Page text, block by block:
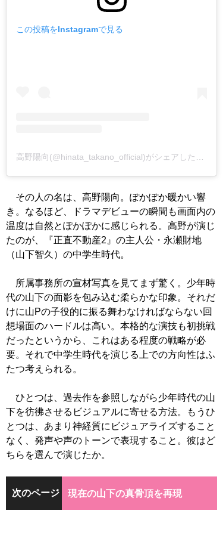
この投稿をInstagramで見る
高野陽向(@hinata_takano_official)がシェアした投稿
その人の名は、高野陽向。ぽかぽか暖かい響
き。なるほど、ドラマデビューの瞬間も画面内の
温度は自然とぽかぽかに感じられる。高野が演じ
たのが、『正直不動産2』の主人公・永瀬財地
（山下智久）の中学生時代。
所属事務所の宣材写真を見てまず驚く。少年時
代の山下の面影を包み込む柔らかな印象。それだ
けに山Pの子役的に振る舞わなければならない回
想場面のハードルは高い。本格的な演技も初挑戦
だったというから、これはある程度の戦略が必
要。それで中学生時代を演じる上での方向性はふ
たつ考えられる。
ひとつは、過去作を参照しながら少年時代の山
下を彷彿させるビジュアルに寄せる方法。もうひ
とつは、あまり神経質にビジュアライズすること
なく、発声や声のトーンで表現すること。彼はど
ちらを選んで演じたか。
次のページ 現在の山下の真骨頂を再現